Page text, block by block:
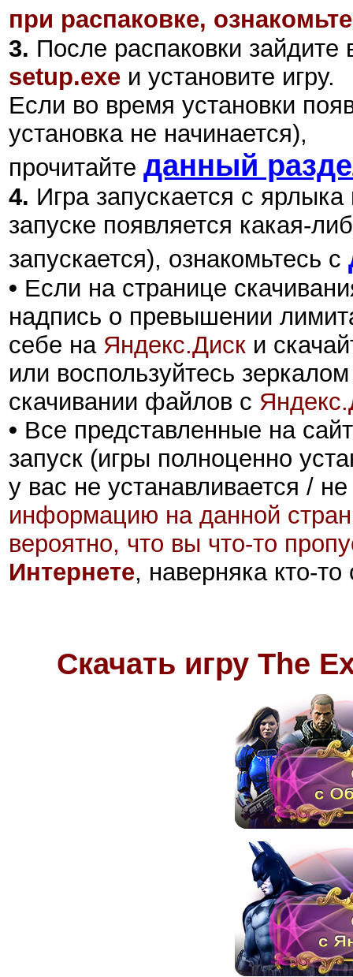
при распаковке,
3. После распаковки зайдите
setup.exe и установите игру.
Если во время установки
установка не начинается),
прочитайте данный
4. Игра запускается с
запуске появляется какая-
запускается), ознакомьтесь с
• Если на странице
надпись о превышении
себе на Яндекс.Диск и
или воспользуйтесь
скачивании файлов с
• Все представленные на
запуск (игры полноценно
у вас не устанавливается /
информацию на данной
вероятно, что вы что-то
Интернете, наверняка кто-
Скачать игру The